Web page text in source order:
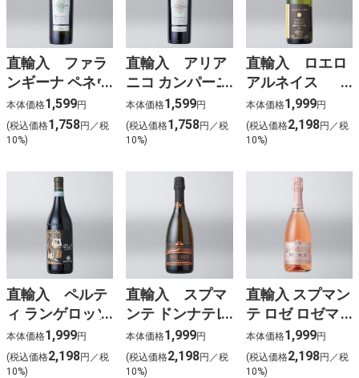
直輸入 ファラ
ンギーナ ペネヴ
ェンターノ
IGT（白）
本体価格1,599円
(税込価格1,758円／税
10%)
直輸入 アリア
ニコ カンパーニ
ャ IGT（赤）
本体価格1,599円
(税込価格1,758円／税
10%)
直輸入 ロエロ
アルネイス
DOCG（白）
本体価格1,999円
(税込価格2,198円／税
10%)
直輸入 ペルテ
ィ ランゲロッソ
DOC（赤）
本体価格1,999円
(税込価格2,198円／税
10%)
直輸入 スプマ
ンテ ドンナテレ
ーザ エクストラ
ドライ（白泡）
本体価格1,999円
(税込価格2,198円／税
10%)
直輸入 スプマン
テ ロゼ ロゼマ
ッジオ ブリュッ
ト（ロゼ泡）
本体価格1,999円
(税込価格2,198円／税
10%)